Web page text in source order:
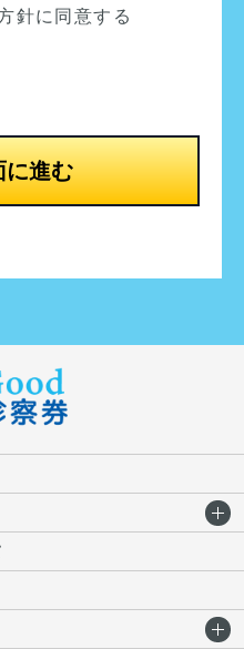
人情報の保護に万
特定。
のお届け、必要な
トは、お客様の
扱うため、社内規
整備、従業員の教
改ざん及び漏洩
置を行ない、また
図ることにより、
まいります。
トは、お客様の
上記利用目的を達
又は提携先に委
針に同意する
に進む